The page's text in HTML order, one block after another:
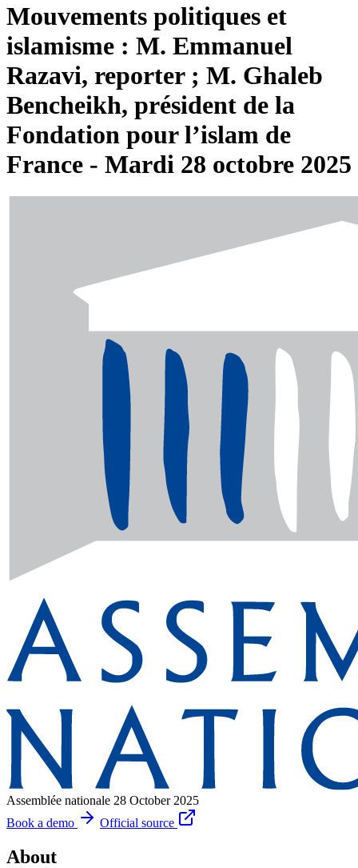
Mouvements politiques et
islamisme : M. Emmanuel
Razavi, reporter ; M. Ghaleb
Bencheikh, président de la
Fondation pour l’islam de
France - Mardi 28 octobre 2025
Assemblée nationale 28 October 2025
Book a demo
Official source
About